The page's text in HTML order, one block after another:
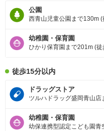
公園
西青山児童公園まで130m
幼稚園・保育園
ひかり保育園まで201m (徒
徒歩15分以内
ドラッグストア
ツルハドラッグ盛岡青山
幼稚園・保育園
幼保連携型認定こども園